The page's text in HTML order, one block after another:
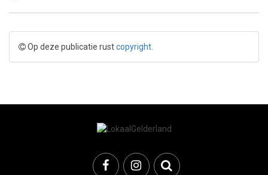
Op deze publicatie rustcopyright